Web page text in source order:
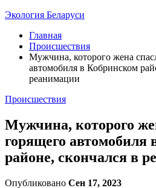
Экология Беларуси
Главная
Происшествия
Мужчина, которого жена
автомобиля в Кобринском
реанимации
Происшествия
Мужчина, которого
горящего автомобиля
районе, скончался в
Опубликовано Сен 17, 2023